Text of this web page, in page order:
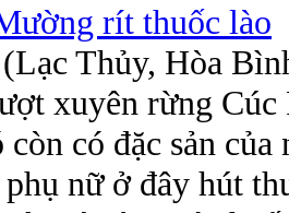
rít thuốc lào
Thủy, Hòa
xuyên rừng
có đặc sản
nữ ở đây hút